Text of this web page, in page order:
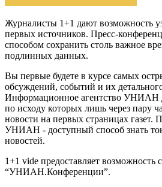
Журналисты 1+1 дают возможность
первых источников. Пресс-
способом сохранить столь важное
подлинных данных.
Вы первые будете в курсе самых
обсуждений, событий и их
Информационное агентство УНИАН
по исходу которых лишь через пару
новости на первых страницах газет.
УНИАН - доступный способ знать
новостей.
1+1 vide предоставляет возможность
“УНИАН.Конференции”.